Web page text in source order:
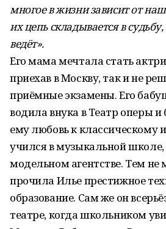
многое в жизни зависит от
их цепь складывается в
ведёт».
Его мама мечтала стать
приехав в Москву, так и не
приёмные экзамены. Его
водила внука в Театр оперы и
ему любовь к классическому
учился в музыкальной
модельном агентстве. Тем не
прочила Илье престижное
образование. Сам же он
театре, когда школьником